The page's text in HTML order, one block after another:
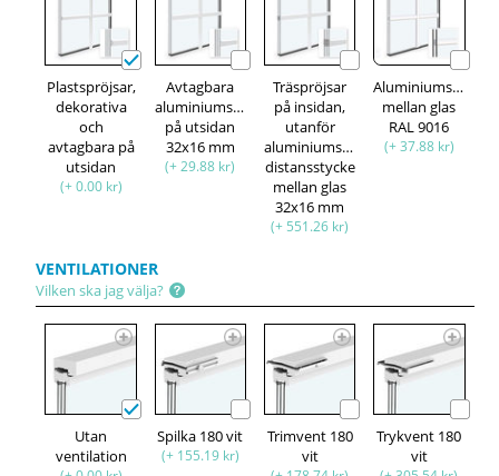
Plastspröjsar,
dekorativa
och
avtagbara på
utsidan
(+ 0.00 kr)
Avtagbara
aluminiumspröjsar,
på utsidan
32x16 mm
(+ 29.88 kr)
Träspröjsar
på insidan,
utanför
aluminiumspröjsar,
distansstycke
mellan glas
32x16 mm
(+ 551.26 kr)
Aluminiumspröjsar
mellan glas
RAL 9016
(+ 37.88 kr)
VENTILATIONER
Vilken ska jag välja?
Utan
ventilation
Spilka 180 vit
(+ 155.19 kr)
Trimvent 180
vit
Trykvent 180
vit